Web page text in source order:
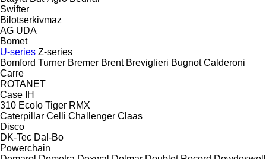
Swifter
Bilotserkivmaz
AG UDA
Bomet
U-series Z-series
Bomford Turner Bremer Brent Breviglieri Bugnot Calderoni
Carre
ROTANET
Case IH
310 Ecolo Tiger RMX
Caterpillar Celli Challenger Claas
Disco
DK-Tec Dal-Bo
Powerchain